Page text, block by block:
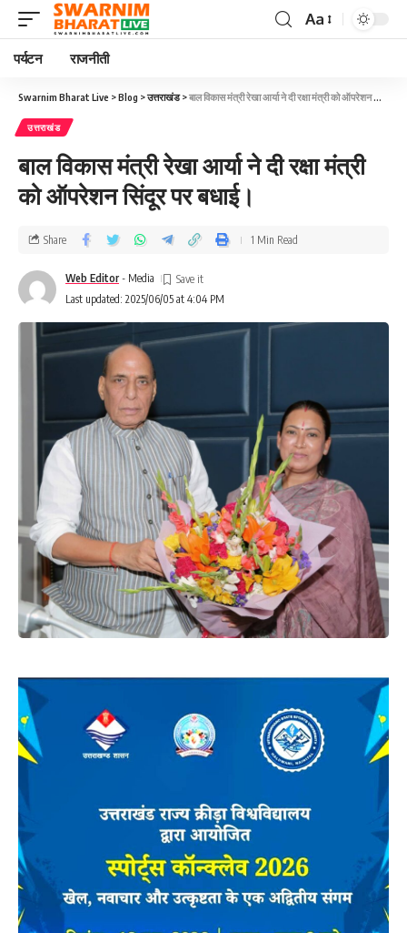
Aa
पर्यटन राजनीती
Swarnim Bharat Live >Blog >उत्तराखंड>बाल विकास मंत्री रेखा आर्या ने दी रक्षा मंत्री को ऑपरेशन सिंदूर पर बधाई।
उत्तराखंड
बाल विकास मंत्री रेखा आर्या ने दी रक्षा मंत्री
को ऑपरेशन सिंदूर पर बधाई।
Last updated: 2025/06/05 at 4:04 PM
Web Editor - Media
Share 1 Min Read